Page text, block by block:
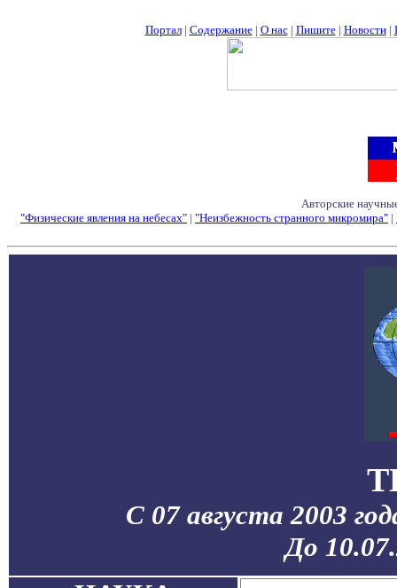
Портал| Содержание| О нас| Пишите| Новости|
Авторские
"Физические явления на небесах" | "Неизбежность странного микромира" |
С 07 августа 2003
До